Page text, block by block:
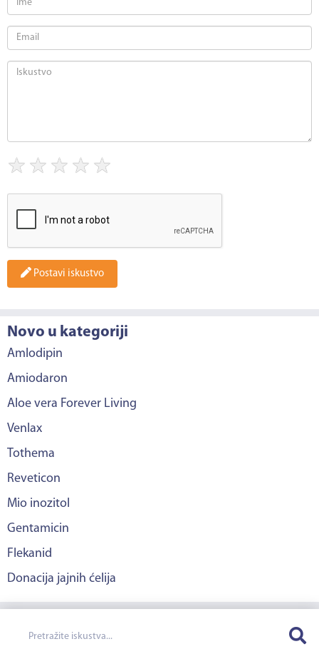
★ ★ ★ ★ ★
Postavi iskustvo
Novo u kategoriji
Amlodipin
Amiodaron
Aloe vera Forever Living
Venlax
Tothema
Reveticon
Mio inozitol
Gentamicin
Flekanid
Donacija jajnih ćelija